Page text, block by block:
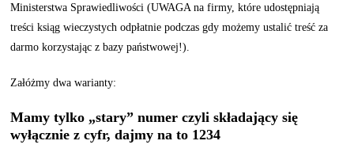
Ministerstwa Sprawiedliwości (UWAGA na firmy, które udostępniają
treści ksiąg wieczystych odpłatnie podczas gdy możemy ustalić treść za
darmo korzystając z bazy państwowej!).
Załóżmy dwa warianty:
Mamy tylko „stary” numer czyli składający się
wyłącznie z cyfr, dajmy na to 1234